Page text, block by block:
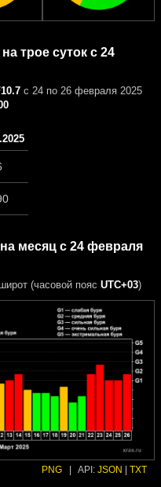
трое суток с 24
с 24 по 26 февраля 2025
месяц с 24 февраля
(часовой пояс UTC+03)
PNG API: JSON TXT